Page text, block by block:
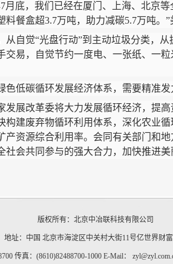
底，我们已经在厦门、上海、北京等
料餐盒超3.7万吨，助力减碳5.7万吨。”
自觉“光盘行动”到主动垃圾分类，从
交易，自觉节约一度电、一张纸、一
低碳循环发展经济体系，需要精准发
展改革委将大力发展循环经济，提高
构建废弃物循环利用体系，深化农业
产资源综合利用率。会同有关部门和
社会共同参与的强大合力，加快推进美
版权所有：北京中冶联科技有限公司
地址：中国 北京市海淀区中关村大街11号亿世界财
传真：(8610)82488700-1000 E-Mail：